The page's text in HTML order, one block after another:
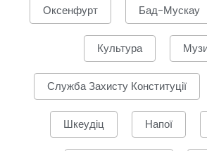
Оксенфурт Бад-Мускау
Культура
Служба Захисту Конституції
Шкеудіц Напої